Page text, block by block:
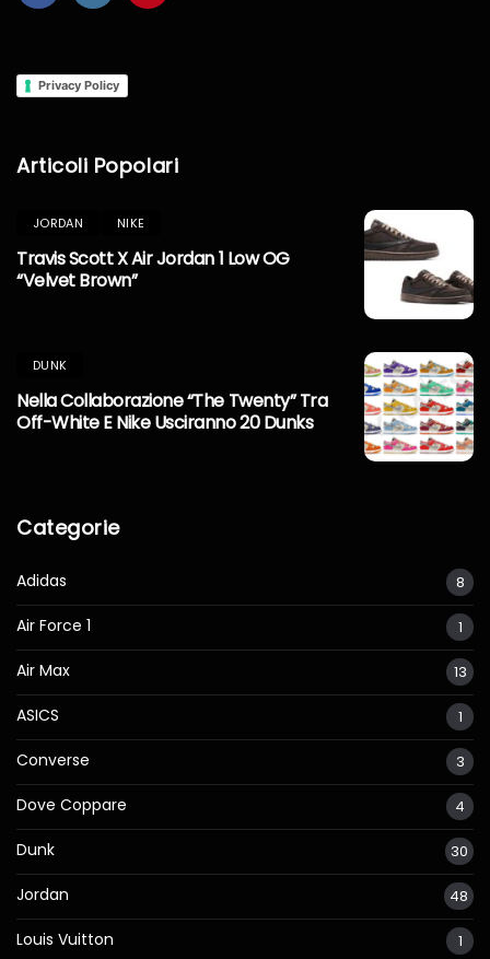
Privacy Policy
Articoli Popolari
JORDAN NIKE
Travis Scott X Air Jordan 1 Low OG
“Velvet Brown”
DUNK
Nella Collaborazione “The Twenty” Tra
Off-White E Nike Usciranno 20 Dunks
Categorie
Adidas 8
Air Force 1 1
Air Max 13
ASICS 1
Converse 3
Dove Coppare 4
Dunk 30
Jordan 48
Louis Vuitton 1